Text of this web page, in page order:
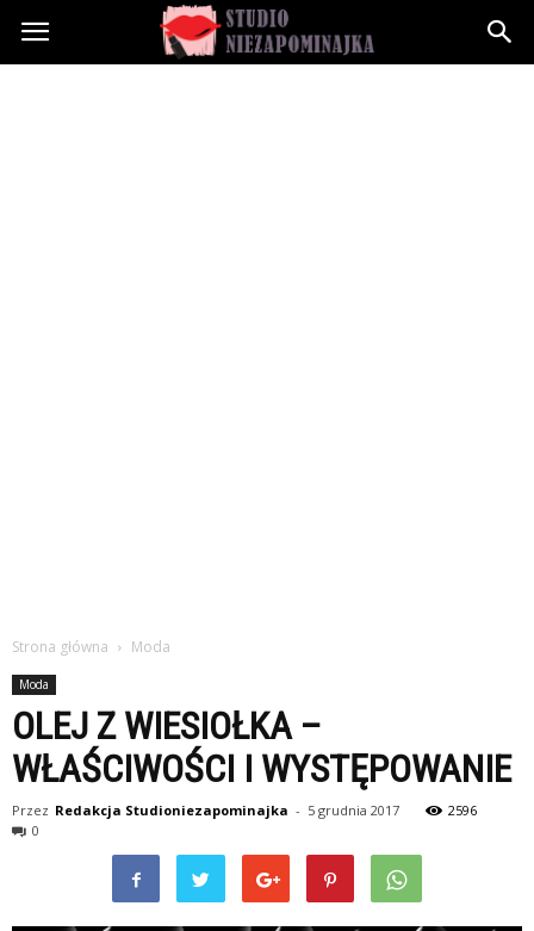
Studioniezapominajka.pl
Strona główna Moda
Moda
OLEJ Z WIESIOŁKA –
WŁAŚCIWOŚCI I WYSTĘPOWANIE
Przez Redakcja Studioniezapominajka - 5 grudnia 2017
2596
0